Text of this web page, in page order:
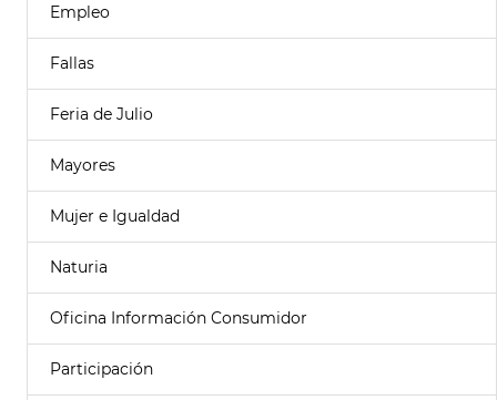
Empleo
Fallas
Feria de Julio
Mayores
Mujer e Igualdad
Naturia
Oficina Información Consumidor
Participación